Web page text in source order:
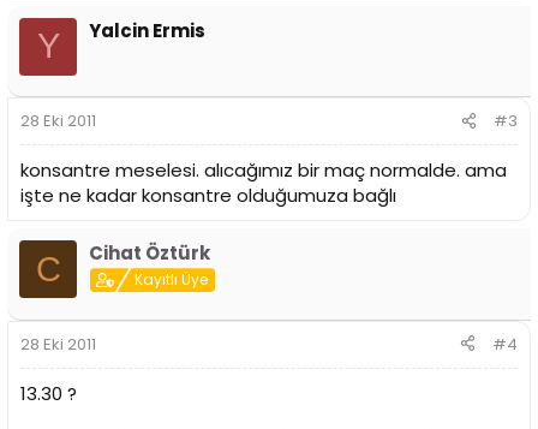
Y Yalcin Ermis
28 Eki 2011 #3
konsantre meselesi. alıcağımız bir maç normalde. ama
işte ne kadar konsantre olduğumuza bağlı
C Cihat Öztürk
Kayıtlı Üye
28 Eki 2011 #4
13.30 ?